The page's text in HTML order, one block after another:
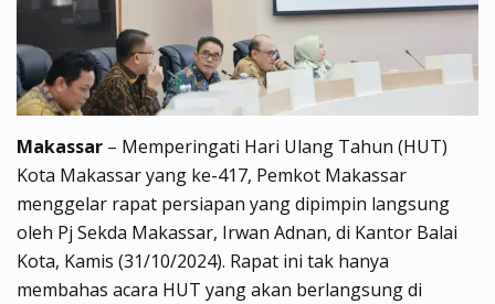
Makassar – Memperingati Hari Ulang Tahun (HUT)
Kota Makassar yang ke-417, Pemkot Makassar
menggelar rapat persiapan yang dipimpin langsung
oleh Pj Sekda Makassar, Irwan Adnan, di Kantor Balai
Kota, Kamis (31/10/2024). Rapat ini tak hanya
membahas acara HUT yang akan berlangsung di